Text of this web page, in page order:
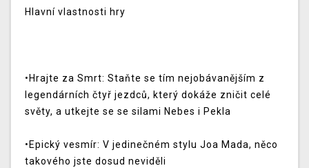
Hlavní vlastnosti hry
•Hrajte za Smrt: Staňte se tím nejobávanějším z
legendárních čtyř jezdců, který dokáže zničit celé
světy, a utkejte se se silami Nebes i Pekla
•Epický vesmír: V jedinečném stylu Joa Mada, něco
takového jste dosud neviděli